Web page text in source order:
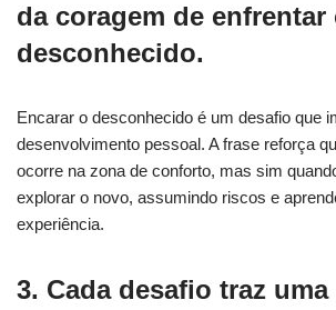
da coragem de enfrentar
desconhecido.
Encarar o desconhecido é um desafio que
desenvolvimento pessoal. A frase reforça
ocorre na zona de conforto, mas sim
explorar o novo, assumindo riscos e
experiência.
3. Cada desafio traz